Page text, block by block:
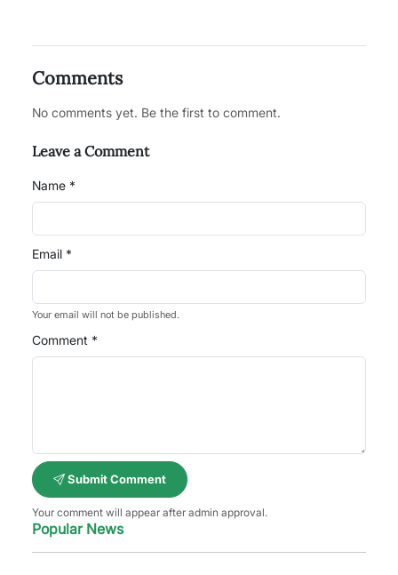
Comments
No comments yet. Be the first to comment.
Leave a Comment
Name *
Email *
Your email will not be published.
Comment *
Submit Comment
Your comment will appear after admin approval.
Popular News